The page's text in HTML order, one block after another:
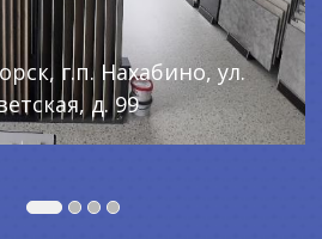
г.п. Нахабино, ул.
д. 99